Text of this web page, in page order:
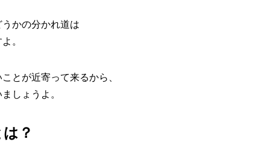
かの分かれ道は
。
とが近寄って来るから、
しょうよ。
？